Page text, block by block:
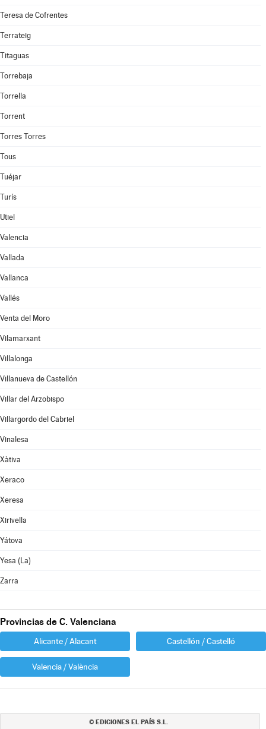
Teresa de Cofrentes
Terrateig
Titaguas
Torrebaja
Torrella
Torrent
Torres Torres
Tous
Tuéjar
Turís
Utiel
Valencia
Vallada
Vallanca
Vallés
Venta del Moro
Vilamarxant
Villalonga
Villanueva de Castellón
Villar del Arzobispo
Villargordo del Cabriel
Vinalesa
Xàtiva
Xeraco
Xeresa
Xirivella
Yátova
Yesa (La)
Zarra
Provincias de C. Valenciana
Alicante / Alacant Castellón / Castelló
Valencia / València
© EDICIONES EL PAÍS S.L.